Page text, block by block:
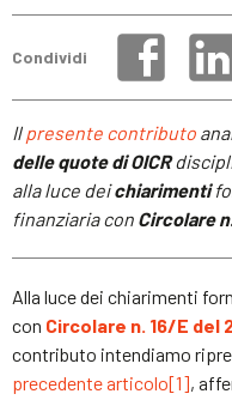
Condividi
Ilpresente contributo
delle quote di OICR
alla luce deichiarimenti
finanziaria con Circolare
Alla luce dei chiarimenti
con Circolare n. 16/E del
contributo intendiamo
precedente articolo[1],